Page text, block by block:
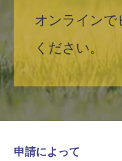
オンラインで
ください。
申請によって